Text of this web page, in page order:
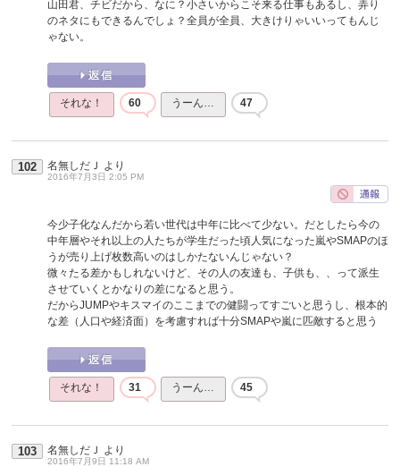
山田君、チビだから、なに？小さいからこそ来る仕事もあるし、弄り
のネタにもできるんでしょ？全員が全員、大きけりゃいいってもんじ
ゃない。
それな！ 60 うーん… 47
102 名無しだＪ より
2016年7月3日 2:05 PM
今少子化なんだから若い世代は中年に比べて少ない。だとしたら今の
中年層やそれ以上の人たちが学生だった頃人気になった嵐やSMAPのほ
うが売り上げ枚数高いのはしかたないんじゃない？
微々たる差かもしれないけど、その人の友達も、子供も、、って派生
させていくとかなりの差になると思う。
だからJUMPやキスマイのここまでの健闘ってすごいと思うし、根本的
な差（人口や経済面）を考慮すれば十分SMAPや嵐に匹敵すると思う
それな！ 31 うーん… 45
103 名無しだＪ より
2016年7月9日 11:18 AM